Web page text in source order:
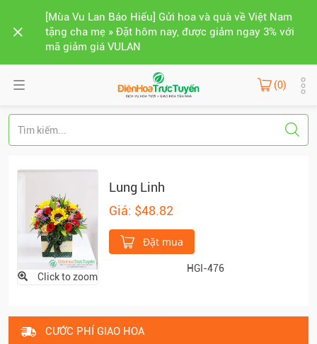
[Mùa Vu Lan Báo Hiếu] Gửi hoa và quà về Việt Nam
tặng cha mẹ » Đặt hôm nay, được giảm ngay 3% với
mã giảm giá VULAN
(0)
Click to zoom
Lung Linh
Giá: $48.82
Đặt mua
HGI-476
CƯỚC PHÍ GIAO HOA